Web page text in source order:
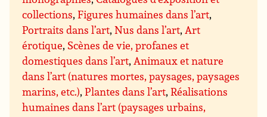
collections,Figures humaines dans l’art,
Portraits dans l’art,Nus dans l’art,Art
érotique, Scènes de vie, profanes et
domestiques dans l’art,Animaux et nature
dans l’art (natures mortes, paysages, paysages
marins, etc.),Plantes dans l’art,Réalisations
humaines dans l’art (paysages urbains,